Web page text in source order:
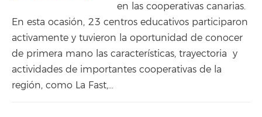
en las cooperativas canarias.
En esta ocasión, 23 centros educativos participaron
activamente y tuvieron la oportunidad de conocer
de primera mano las características, trayectoria y
actividades de importantes cooperativas de la
región, como La Fast,…